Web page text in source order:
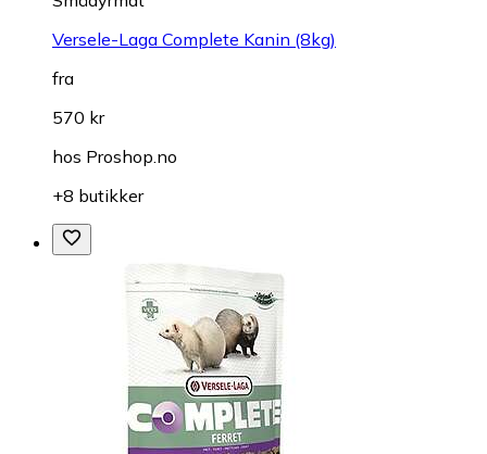
Versele-Laga Complete Kanin (8kg)
fra
570 kr
hos Proshop.no
+8 butikker